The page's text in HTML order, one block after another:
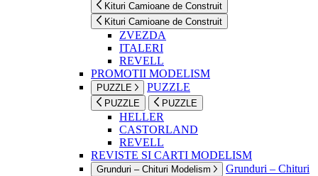
Kituri Camioane de Construit
Kituri Camioane de Construit
ZVEZDA
ITALERI
REVELL
PROMOTII MODELISM
PUZZLE PUZZLE
PUZZLE PUZZLE
HELLER
CASTORLAND
REVELL
REVISTE SI CARTI MODELISM
Grunduri – Chituri Modelism
Grunduri – Chituri